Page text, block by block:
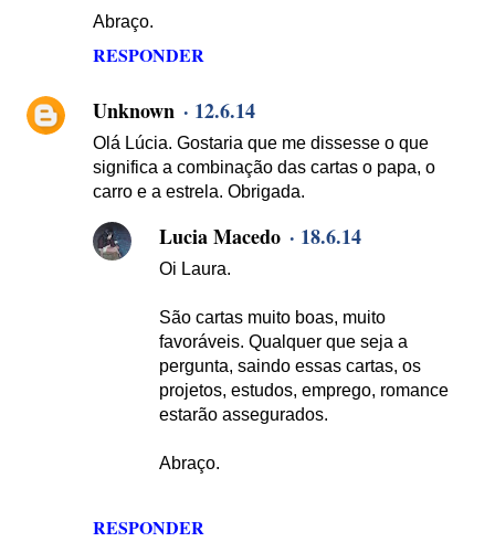
Abraço.
RESPONDER
Unknown 12.6.14
Olá Lúcia. Gostaria que me dissesse o que
significa a combinação das cartas o papa, o
carro e a estrela. Obrigada.
RESPONDER
Lucia Macedo 18.6.14
Oi Laura.
São cartas muito boas, muito
favoráveis. Qualquer que seja a
pergunta, saindo essas cartas, os
projetos, estudos, emprego, romance
estarão assegurados.
Abraço.